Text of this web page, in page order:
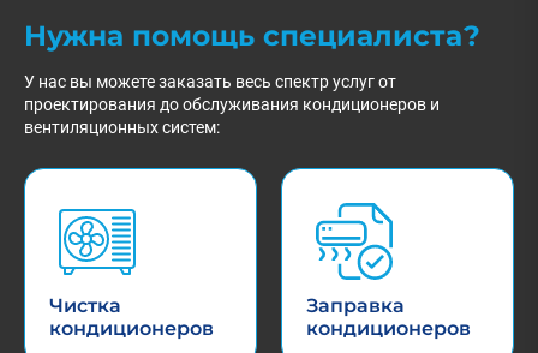
Нужна помощь специалиста?
У нас вы можете заказать весь спектр услуг от
проектирования до обслуживания кондиционеров и
вентиляционных систем:
Чистка
кондиционеров
Заправка
кондиционеров